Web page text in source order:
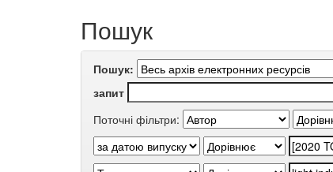
Пошук
Пошук:
запит
Поточні фільтри: